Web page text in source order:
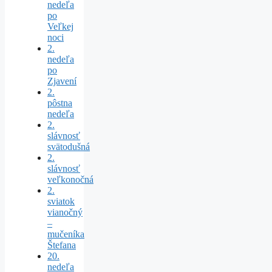
nedeľa
po
Veľkej
noci
2.
nedeľa
po
Zjavení
2.
pôstna
nedeľa
2.
slávnosť
svätodušná
2.
slávnosť
veľkonočná
2.
sviatok
vianočný
–
mučeníka
Štefana
20.
nedeľa